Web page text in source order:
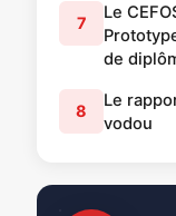
7
Le
de
8
Le
vodou